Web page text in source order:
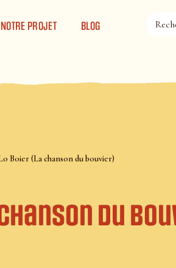
NOTRE PROJET BLOG
Boier (La chanson du bouvier)
du